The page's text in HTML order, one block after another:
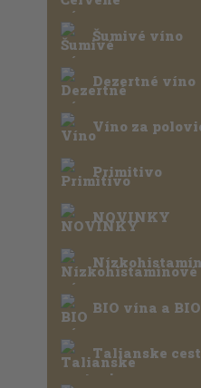
Šumivé víno
Dezertné víno
Víno za
Primitivo
NOVINKY
BIO vína a
Talianske